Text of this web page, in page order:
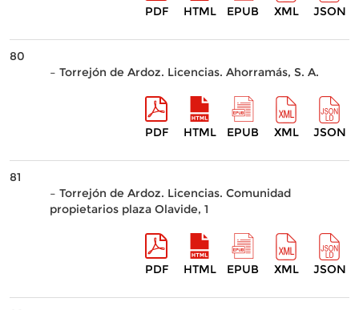
PDF HTML EPUB XML JSON
80
– Torrejón de Ardoz. Licencias. Ahorramás, S. A.
PDF HTML EPUB XML JSON
81
– Torrejón de Ardoz. Licencias. Comunidad
propietarios plaza Olavide, 1
PDF HTML EPUB XML JSON